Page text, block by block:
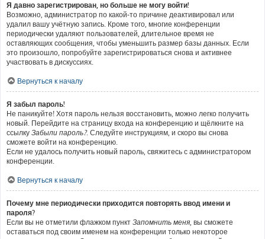
Я давно зарегистрирован, но больше не могу войти!
Возможно, администратор по какой-то причине деактивировал или
удалил вашу учётную запись. Кроме того, многие конференции
периодически удаляют пользователей, длительное время не
оставляющих сообщения, чтобы уменьшить размер базы данных. Если
это произошло, попробуйте зарегистрироваться снова и активнее
участвовать в дискуссиях.
Вернуться к началу
Я забыл пароль!
Не паникуйте! Хотя пароль нельзя восстановить, можно легко получить
новый. Перейдите на страницу входа на конференцию и щёлкните на
ссылку Забыли пароль?. Следуйте инструкциям, и скоро вы снова
сможете войти на конференцию.
Если не удалось получить новый пароль, свяжитесь с администратором
конференции.
Вернуться к началу
Почему мне периодически приходится повторять ввод имени и
пароля?
Если вы не отметили флажком пункт Запомнить меня, вы сможете
оставаться под своим именем на конференции только некоторое